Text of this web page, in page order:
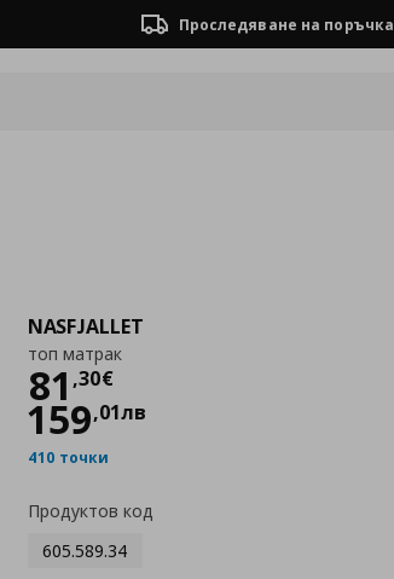
Проследяване на поръчка
NASFJALLET
топ матрак
81 ,30€
Цена
159,01лв
410 точки
Продуктов код
605.589.34